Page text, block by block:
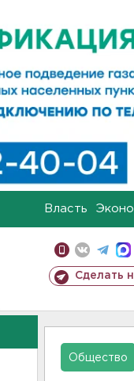
Власть
Сделать
Общество